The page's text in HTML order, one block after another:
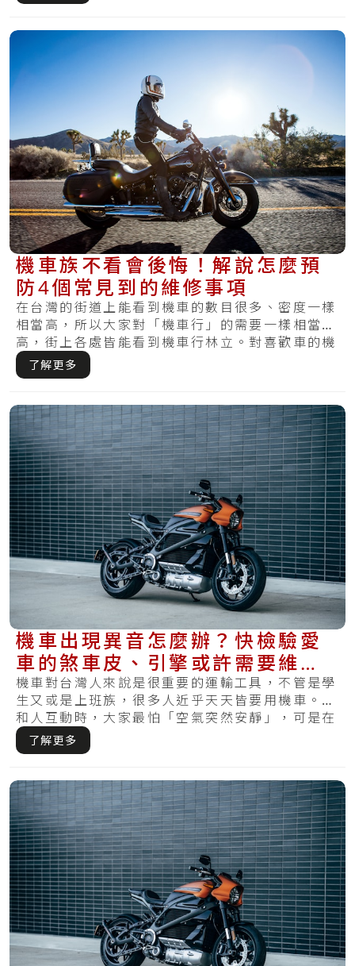
機車族不看會後悔！解說怎麼預
防4個常見到的維修事項
在台灣的街道上能看到機車的數目很多、密度一樣
相當高，所以大家對「機車行」的需要一樣相當
高，街上各處皆能看到機車行林立。對喜歡車的機
車族來.....
了解更多
機車出現異音怎麼辦？快檢驗愛
車的煞車皮、引擎或許需要維
修！
機車對台灣人來說是很重要的運輸工具，不管是學
生又或是上班族，很多人近乎天天皆要用機車。在
和人互動時，大家最怕「空氣突然安靜」，可是在
騎行.....
了解更多